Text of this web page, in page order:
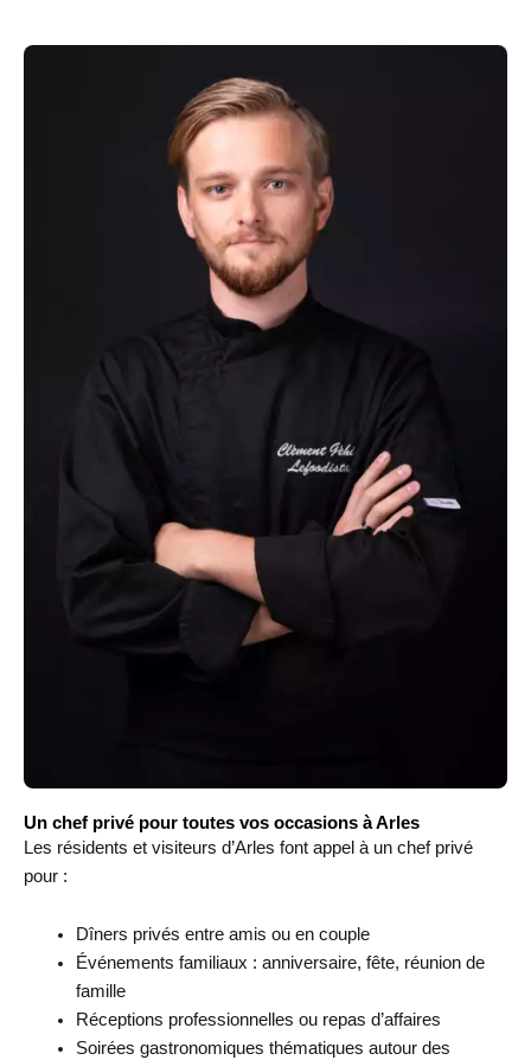
Un chef privé pour toutes vos occasions à Arles
Les résidents et visiteurs d’Arles font appel à un chef privé
pour :
Dîners privés entre amis ou en couple
Événements familiaux : anniversaire, fête, réunion de
famille
Réceptions professionnelles ou repas d’affaires
Soirées gastronomiques thématiques autour des